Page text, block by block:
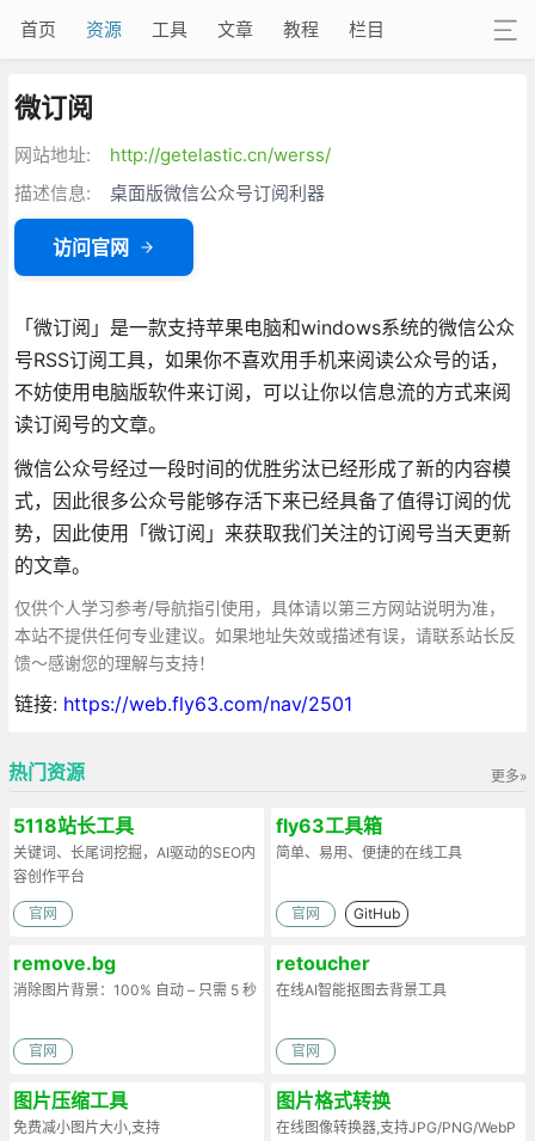
首页 资源 工具 文章 教程 栏目
微订阅
网站地址:
http://getelastic.cn/werss/
描述信息:
桌面版微信公众号订阅利器
访问官网
「微订阅」是一款支持苹果电脑和windows系统的微信公众
号RSS订阅工具，如果你不喜欢用手机来阅读公众号的话，
不妨使用电脑版软件来订阅，可以让你以信息流的方式来阅
读订阅号的文章。
微信公众号经过一段时间的优胜劣汰已经形成了新的内容模
式，因此很多公众号能够存活下来已经具备了值得订阅的优
势，因此使用「微订阅」来获取我们关注的订阅号当天更新
的文章。
仅供个人学习参考/导航指引使用，具体请以第三方网站说明为准，
本站不提供任何专业建议。如果地址失效或描述有误，请联系站长反
馈～感谢您的理解与支持！
链接: https://web.fly63.com/nav/2501
更多»
热门资源
5118站长工具
关键词、长尾词挖掘，AI驱动的SEO内
容创作平台
官网
fly63工具箱
简单、易用、便捷的在线工具
官网 GitHub
remove.bg
消除图片背景：100% 自动 – 只需 5 秒
官网
retoucher
在线AI智能抠图去背景工具
官网
图片压缩工具
免费减小图片大小,支持
图片格式转换
在线图像转换器,支持JPG/PNG/WebP